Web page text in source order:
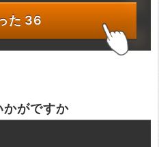
た 36
かがですか